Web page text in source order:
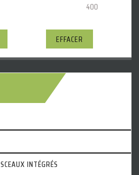
EFFACER
INTÉGRÉS